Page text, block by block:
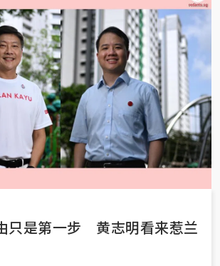
只是第一步 黄志明看来惹兰